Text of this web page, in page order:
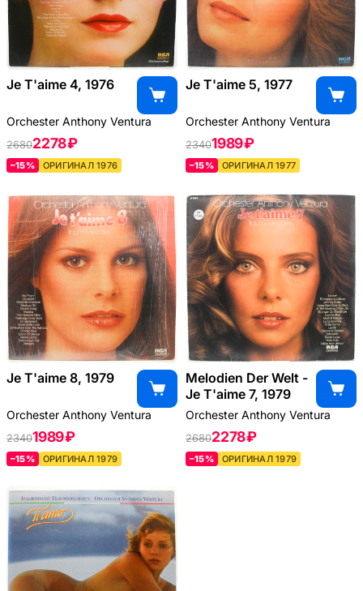
Je T'aime 4, 1976
Orchester Anthony Ventura
26802278 ₽
–15% ОРИГИНАЛ 1976
Je T'aime 5, 1977
Orchester Anthony Ventura
23401989 ₽
–15% ОРИГИНАЛ 1977
Je T'aime 8, 1979
Orchester Anthony Ventura
23401989 ₽
–15% ОРИГИНАЛ 1979
Melodien Der Welt -
Je T'aime 7, 1979
Orchester Anthony Ventura
26802278 ₽
–15% ОРИГИНАЛ 1979